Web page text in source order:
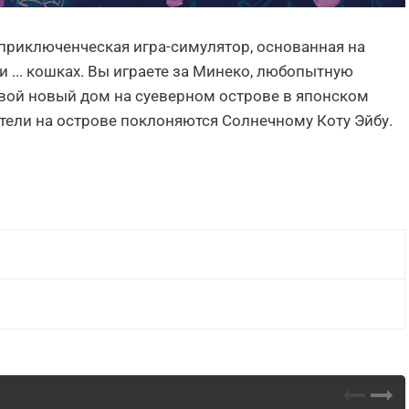
игра-симулятор, основанная на
... кошках. Вы играете за Минеко, любопытную
новый дом на суеверном острове в японском
на острове поклоняются Солнечному Коту Эйбу.